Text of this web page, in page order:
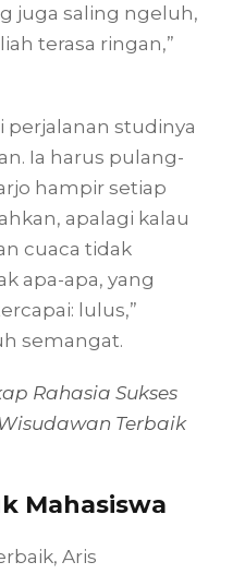
juga saling ngeluh,
terasa ringan,”
perjalanan studinya
Ia harus pulang-
hampir setiap
apalagi kalau
cuaca tidak
apa-apa, yang
lulus,”
semangat.
Rahasia Sukses
Terbaik
Mahasiswa
Aris